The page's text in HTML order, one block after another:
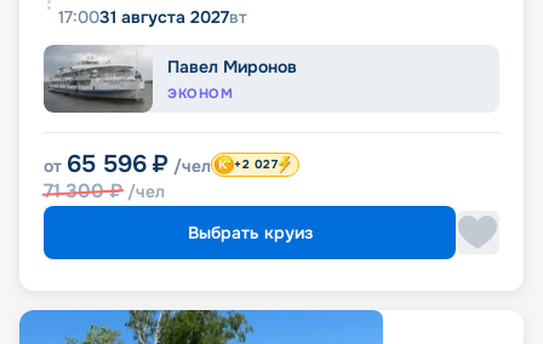
17:0031 августа 2027вт
Павел Миронов
ЭКОНОМ
от 65 596 ₽ /чел
71 300₽ /чел
+2 027
Выбрать круиз